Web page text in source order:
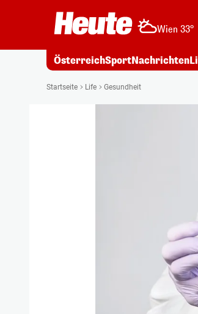
Wien 33°
ÖsterreichSportNachrichten
Startseite Life Gesundheit